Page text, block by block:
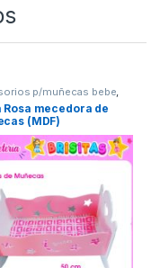
p/muñecas bebe,
y Sillas de madera
Rosa mecedora de
(MDF)